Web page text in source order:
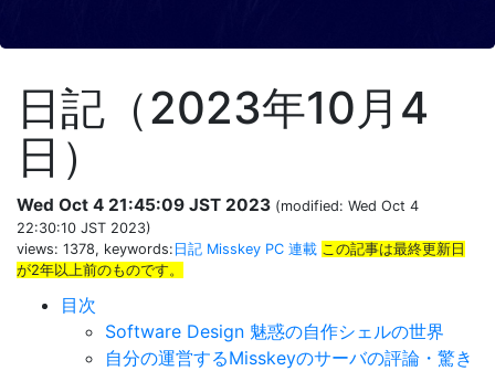
日記（2023年10月4
日）
Wed Oct 4 21:45:09 JST 2023 (modified: Wed Oct 4
22:30:10 JST 2023)
views: 1378, keywords: 日記 Misskey PC 連載 この記事は最終更新日
が2年以上前のものです。
目次
Software Design 魅惑の自作シェルの世界
自分の運営するMisskeyのサーバの評論・驚き